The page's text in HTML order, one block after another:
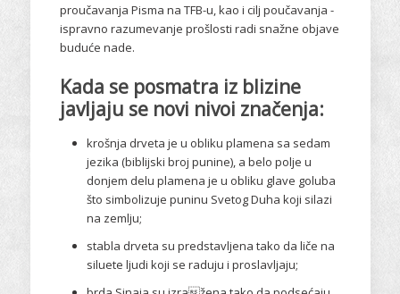
proučavanja Pisma na TFB-u, kao i cilj poučavanja -
ispravno razumevanje prošlosti radi snažne objave
buduće nade.
Kada se posmatra iz blizine
javljaju se novi nivoi značenja:
krošnja drveta je u obliku plamena sa sedam
jezika (biblijski broj punine), a belo polje u
donjem delu plamena je u obliku glave goluba
što simbolizuje puninu Svetog Duha koji silazi
na zemlju;
stabla drveta su predstavljena tako da liče na
siluete ljudi koji se raduju i proslavljaju;